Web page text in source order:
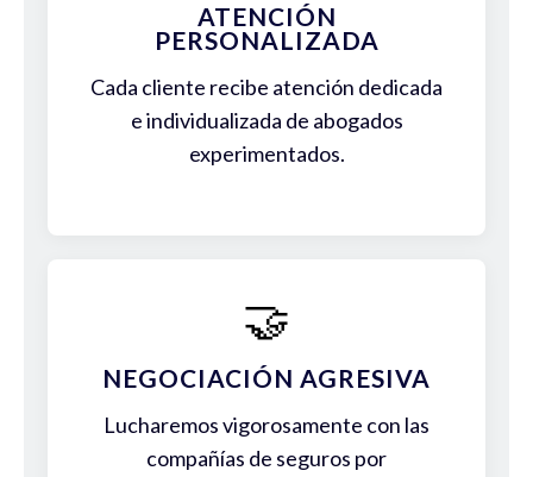
ATENCIÓN
PERSONALIZADA
Cada cliente recibe atención dedicada
e individualizada de abogados
experimentados.
🤝
NEGOCIACIÓN AGRESIVA
Lucharemos vigorosamente con las
compañías de seguros por